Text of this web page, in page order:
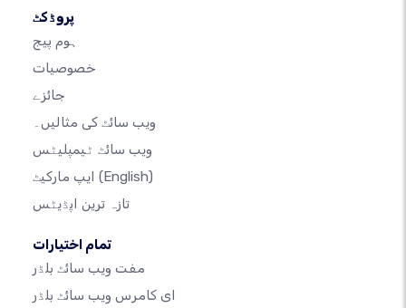
پروڈکٹ
ہوم پیج
خصوصیات
جائزے
ویب سائٹ کی مثالیں۔
ویب سائٹ ٹیمپلیٹس
(English)
تازہ ترین اپڈیٹس
تمام اختیارات
مفت ویب سائٹ بلڈر
ای کامرس ویب سائٹ بلڈر